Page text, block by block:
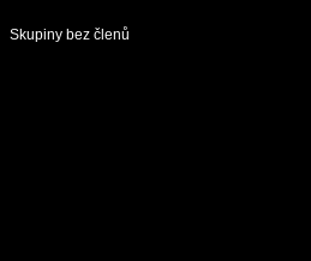
Skupiny bez členů